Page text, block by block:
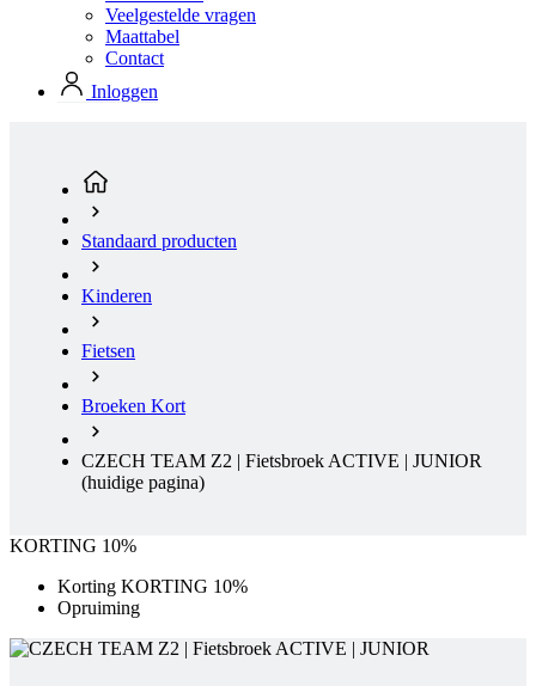
Kinderen
Fietsen
Broeken Kort
CZECH TEAM Z2 | Fietsbroek ACTIVE | JUNIOR
(huidige pagina)
KORTING 10%
Korting KORTING 10%